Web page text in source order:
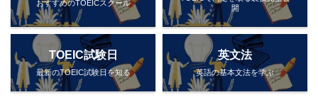
おすすめのTOEICスクール
開
TOEIC試験日
最新のTOEIC試験日を知る
英文法
英語の基本文法を学ぶ